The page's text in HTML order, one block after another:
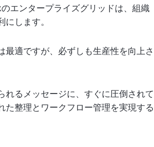
エンタープライズグリッドは、組織
します。
適ですが、必ずしも生産性を向上さ
れるメッセージに、すぐに圧倒されて
た整理とワークフロー管理を実現する